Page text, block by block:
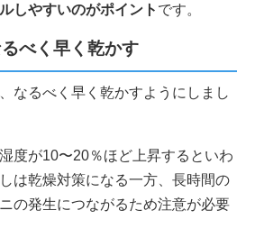
しやすいのがポイント です。
べく早く乾かす
なるべく早く乾かすようにしまし
度が10〜20％ほど上昇するといわ
は乾燥対策になる一方、長時間の
の発生につながるため注意が必要